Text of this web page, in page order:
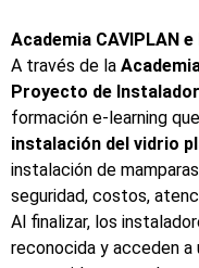
Academia CAVIPLAN
A través de la
Proyecto de
formación e-learning
instalación del vidrio
instalación de
seguridad, costos,
Al finalizar, los
reconocida y acceden